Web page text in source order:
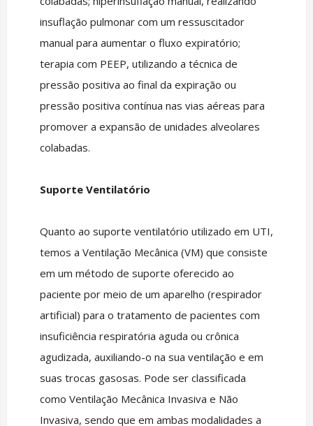
insuflação pulmonar com um ressuscitador
manual para aumentar o fluxo expiratório;
terapia com PEEP, utilizando a técnica de
pressão positiva ao final da expiração ou
pressão positiva contínua nas vias aéreas para
promover a expansão de unidades alveolares
colabadas.
Suporte Ventilatório
Quanto ao suporte ventilatório utilizado em UTI,
temos a Ventilação Mecânica (VM) que consiste
em um método de suporte oferecido ao
paciente por meio de um aparelho (respirador
artificial) para o tratamento de pacientes com
insuficiência respiratória aguda ou crônica
agudizada, auxiliando-o na sua ventilação e em
suas trocas gasosas. Pode ser classificada
como Ventilação Mecânica Invasiva e Não
Invasiva, sendo que em ambas modalidades a